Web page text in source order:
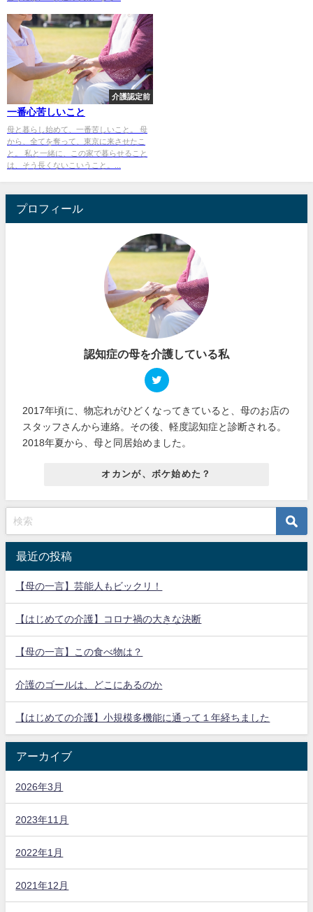
介護認定前
一番心苦しいこと
母と暮らし始めて、一番苦しいこと。 母
から、全てを奪って、東京に来させたこ
と。 私と一緒に、この家で暮らせること
は、そう長くないこいうこと。...
プロフィール
認知症の母を介護している私
2017年頃に、物忘れがひどくなってきていると、母のお店の
スタッフさんから連絡。その後、軽度認知症と診断される。
2018年夏から、母と同居始めました。
オカンが、ボケ始めた？
最近の投稿
【母の一言】芸能人もビックリ！
【はじめての介護】コロナ禍の大きな決断
【母の一言】この食べ物は？
介護のゴールは、どこにあるのか
【はじめての介護】小規模多機能に通って１年経ちました
アーカイブ
2026年3月
2023年11月
2022年1月
2021年12月